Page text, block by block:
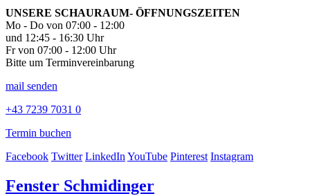
UNSERE SCHAURAUM- ÖFFNUNGSZEITEN
Mo - Do von 07:00 - 12:00
und 12:45 - 16:30 Uhr
Fr von 07:00 - 12:00 Uhr
Bitte um Terminvereinbarung
mail senden
+43 7239 7031 0
Termin buchen
Facebook Twitter LinkedInYouTube Pinterest Instagram
Fenster Schmidinger